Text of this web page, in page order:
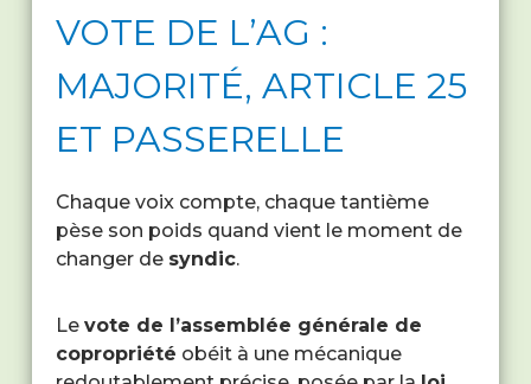
VOTE DE L’AG :
MAJORITÉ, ARTICLE 25
ET PASSERELLE
Chaque voix compte, chaque tantième
pèse son poids quand vient le moment de
changer de syndic.
Le vote de l’assemblée générale de
copropriété obéit à une mécanique